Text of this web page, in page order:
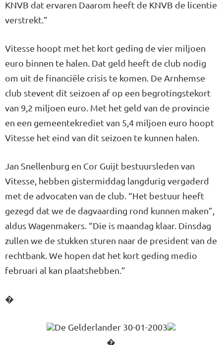
KNVB dat ervaren Daarom heeft de KNVB de licentie
verstrekt.”
Vitesse hoopt met het kort geding de vier miljoen
euro binnen te halen. Dat geld heeft de club nodig
om uit de financiële crisis te komen. De Arnhemse
club stevent dit seizoen af op een begrotingstekort
van 9,2 miljoen euro. Met het geld van de provincie
en een gemeentekrediet van 5,4 miljoen euro hoopt
Vitesse het eind van dit seizoen te kunnen halen.
Jan Snellenburg en Cor Guijt bestuursleden van
Vitesse, hebben gistermiddag langdurig vergaderd
met de advocaten van de club. “Het bestuur heeft
gezegd dat we de dagvaarding rond kunnen maken”,
aldus Wagenmakers. “Die is maandag klaar. Dinsdag
zullen we de stukken sturen naar de president van de
rechtbank. We hopen dat het kort geding medio
februari al kan plaatshebben.”
�
De Gelderlander 30-01-2003
�